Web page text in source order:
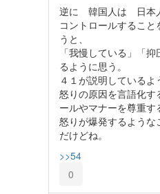
逆に 韓国人は 日本
コントロールするこ
うと、
「我慢している」「
るように思う。
４１が説明しているよ
怒りの原因を言語化
ールやマナーを尊重す
怒りが爆発するよう
だけどね。
>>54
0